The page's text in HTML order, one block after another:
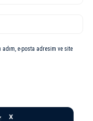
e-posta adresim ve site
X